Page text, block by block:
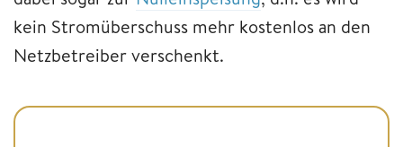
kein Stromüberschuss mehr kostenlos an den
Netzbetreiber verschenkt.